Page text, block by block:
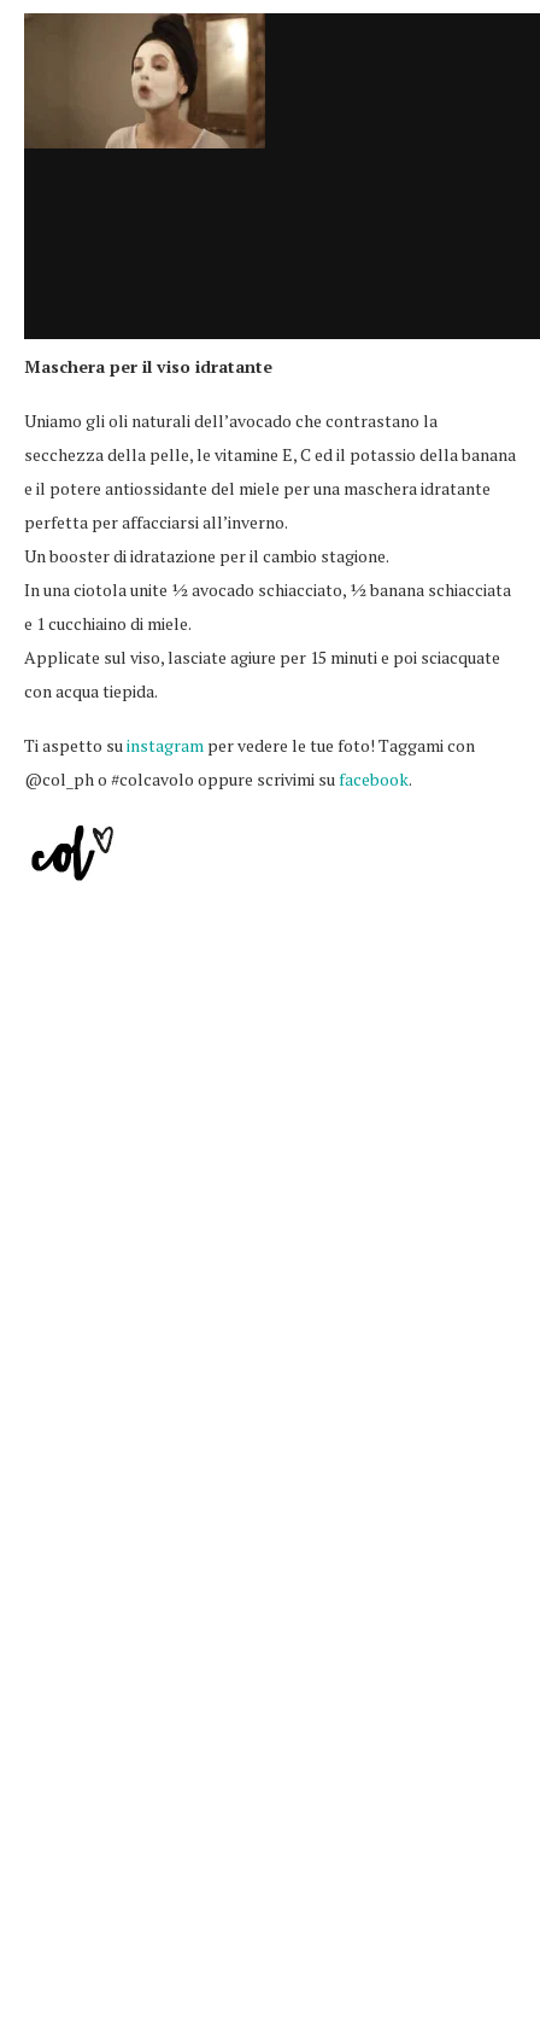
Maschera per il viso idratante
Uniamo gli oli naturali dell’avocado che contrastano la
secchezza della pelle, le vitamine E, C ed il potassio della banana
e il potere antiossidante del miele per una maschera idratante
perfetta per affacciarsi all’inverno.
Un booster di idratazione per il cambio stagione.
In una ciotola unite ½ avocado schiacciato, ½ banana schiacciata
e 1 cucchiaino di miele.
Applicate sul viso, lasciate agiure per 15 minuti e poi sciacquate
con acqua tiepida.
Ti aspetto suinstagram per vedere le tue foto! Taggami con
@col_ph o #colcavolo oppure scrivimi sufacebook.